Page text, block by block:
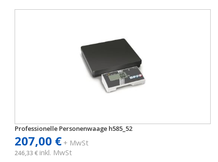
Professionelle Personenwaage h585_52
207,00 €+ MwSt
246,33 € inkl. MwSt